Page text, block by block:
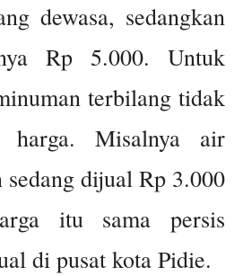
dewasa, sedangkan
Rp 5.000. Untuk
terbilang tidak
harga. Misalnya air
dijual Rp 3.000
itu sama persis
di pusat kota Pidie.